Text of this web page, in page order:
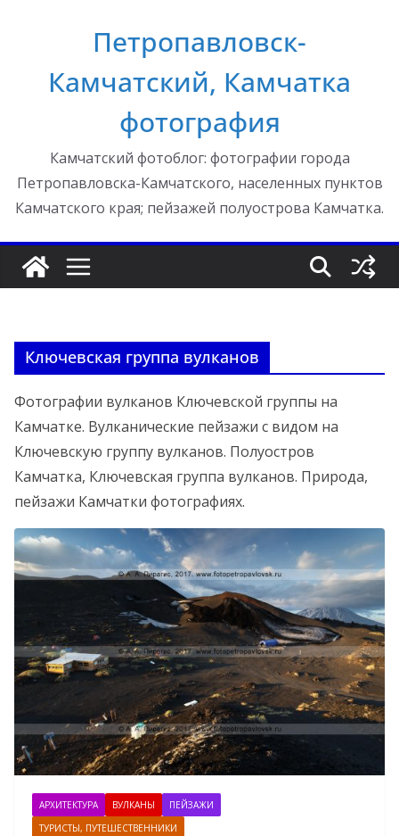
Петропавловск-
Камчатский, Камчатка
фотография
Камчатский фотоблог: фотографии города
Петропавловска-Камчатского, населенных пунктов
Камчатского края; пейзажей полуострова Камчатка.
Ключевская группа вулканов
Фотографии вулканов Ключевской группы на
Камчатке. Вулканические пейзажи с видом на
Ключевскую группу вулканов. Полуостров
Камчатка, Ключевская группа вулканов. Природа,
пейзажи Камчатки фотографиях.
АРХИТЕКТУРА ВУЛКАНЫ
ПЕЙЗАЖИ
ТУРИСТЫ, ПУТЕШЕСТВЕННИКИ